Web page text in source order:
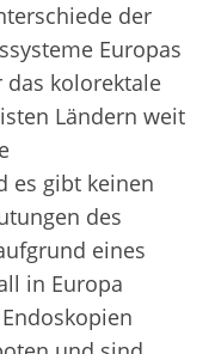
der
Europas
das kolorektale
Ländern weit
es gibt keinen
des
eines
in Europa